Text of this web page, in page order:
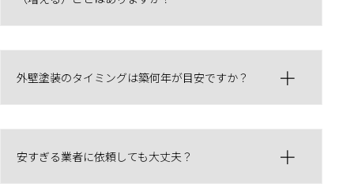
外壁塗装のタイミングは築何年が目安ですか？
安すぎる業者に依頼しても大丈夫？